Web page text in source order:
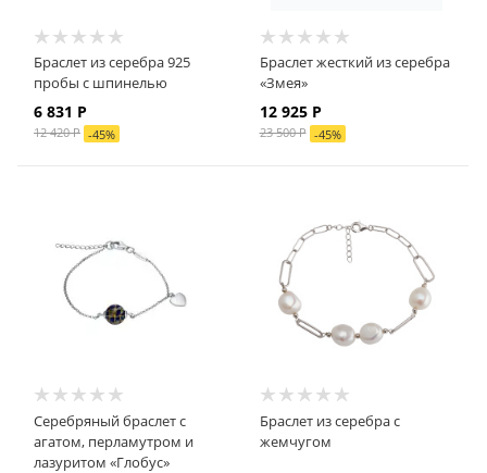
Браслет из серебра 925
пробы с шпинелью
6 831 Р
12 420 Р -45%
Браслет жесткий из серебра
«Змея»
12 925 Р
23 500 Р -45%
Серебряный браслет с
агатом, перламутром и
лазуритом «Глобус»
Браслет из серебра с
жемчугом